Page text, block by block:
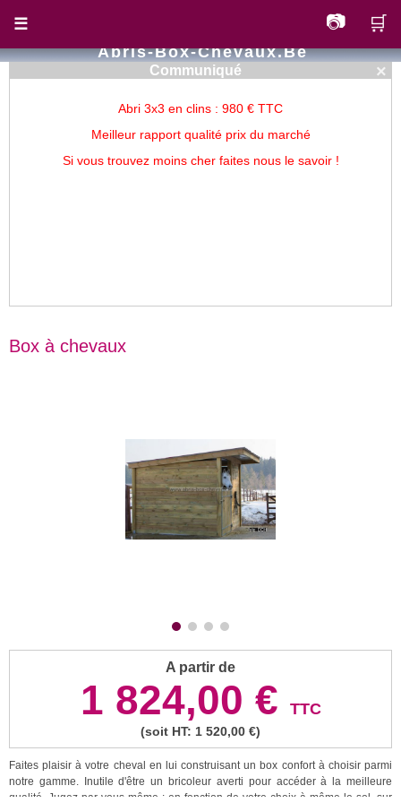
Abris-Box-Chevaux.be
☰ 📷 🛒
×
Communiqué
Abri 3x3 en clins : 980 € TTC
Meilleur rapport qualité prix du marché
Si vous trouvez moins cher faites nous le savoir !
Box à chevaux
A partir de
1 824,00 € TTC
(soit HT: 1 520,00 €)
Faites plaisir à votre cheval en lui construisant un box confort à choisir parmi
notre gamme. Inutile d'être un bricoleur averti pour accéder à la meilleure
qualité. Jugez par vous-même : en fonction de votre choix à même le sol, sur